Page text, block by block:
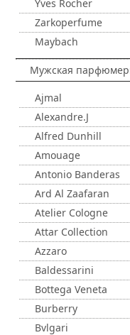
Yves Rocher
Zarkoperfume
Maybach
Мужская
Ajmal
Alexandre.J
Alfred Dunhill
Amouage
Antonio Banderas
Ard Al Zaafaran
Atelier Cologne
Attar Collection
Azzaro
Baldessarini
Bottega Veneta
Burberry
Bvlgari